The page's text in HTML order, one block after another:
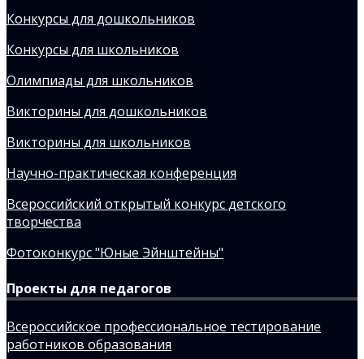
Конкурсы для дошкольников
Конкурсы для школьников
Олимпиады для школьников
Викторины для дошкольников
Викторины для школьников
Научно-практическая конференция
Всероссийский открытый конкурс детского
творчества
Фотоконкурс "Юные Эйнштейны"
Проекты для педагогов
Всероссийское профессиональное тестирование
работников образования